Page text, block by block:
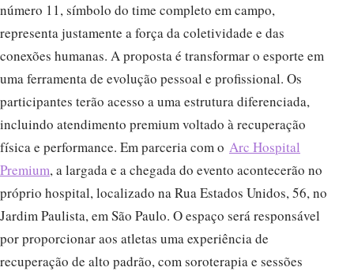
número 11, símbolo do time completo em campo,
representa justamente a força da coletividade e das
conexões humanas. A proposta é transformar o esporte em
uma ferramenta de evolução pessoal e profissional. Os
participantes terão acesso a uma estrutura diferenciada,
incluindo atendimento premium voltado à recuperação
física e performance. Em parceria com o Arc Hospital
Premium, a largada e a chegada do evento acontecerão no
próprio hospital, localizado na Rua Estados Unidos, 56, no
Jardim Paulista, em São Paulo. O espaço será responsável
por proporcionar aos atletas uma experiência de
recuperação de alto padrão, com soroterapia e sessões